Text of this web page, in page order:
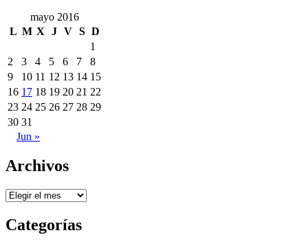
mayo 2016
L M X J V S D
1
2
3 4 5 6 7
8
9
10 11 12 13 14 15
16 17 18 19 20 21 22
23 24 25 26 27 28 29
30 31
Jun »
Archivos
Archivos
Categorías